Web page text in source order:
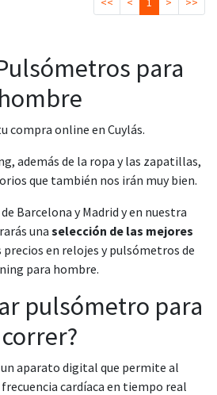
para
hombre
compra online en Cuylás.
además de la ropa y las zapatillas,
que también nos irán muy bien.
Barcelona y Madrid y en nuestra
una selección de las mejores
precios en relojes y pulsómetros de
para hombre.
pulsómetro para
correr?
aparato digital que permite al
cardíaca en tiempo real